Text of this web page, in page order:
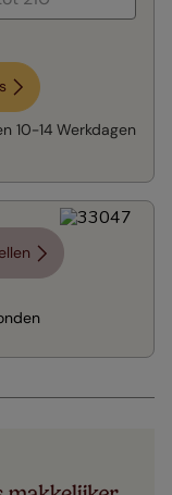
10-14 Werkdagen